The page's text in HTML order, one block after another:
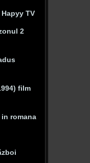
TV
2
film
romana